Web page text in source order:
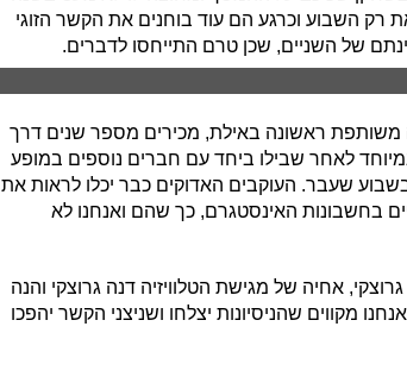
רק השבוע וכרגע הם עוד בוחנים את הקשר הזוגי
של השניים, שכן טרם התייחסו לדברים.
משותפת ראשונה באילת, מכירים מספר שנים דרך
לאחר שבילו ביחד עם חברים נוספים במופע
שעבר. העוקבים האדוקים כבר יכלו לראות את
בחשבונות האינסטגרם, כך שהם ואנחנו לא
אחיה של מגישת הטלוויזיה דנה גרוצקי והנה
מקווים שהניסיונות יצלחו ושניצני הקשר יהפכו